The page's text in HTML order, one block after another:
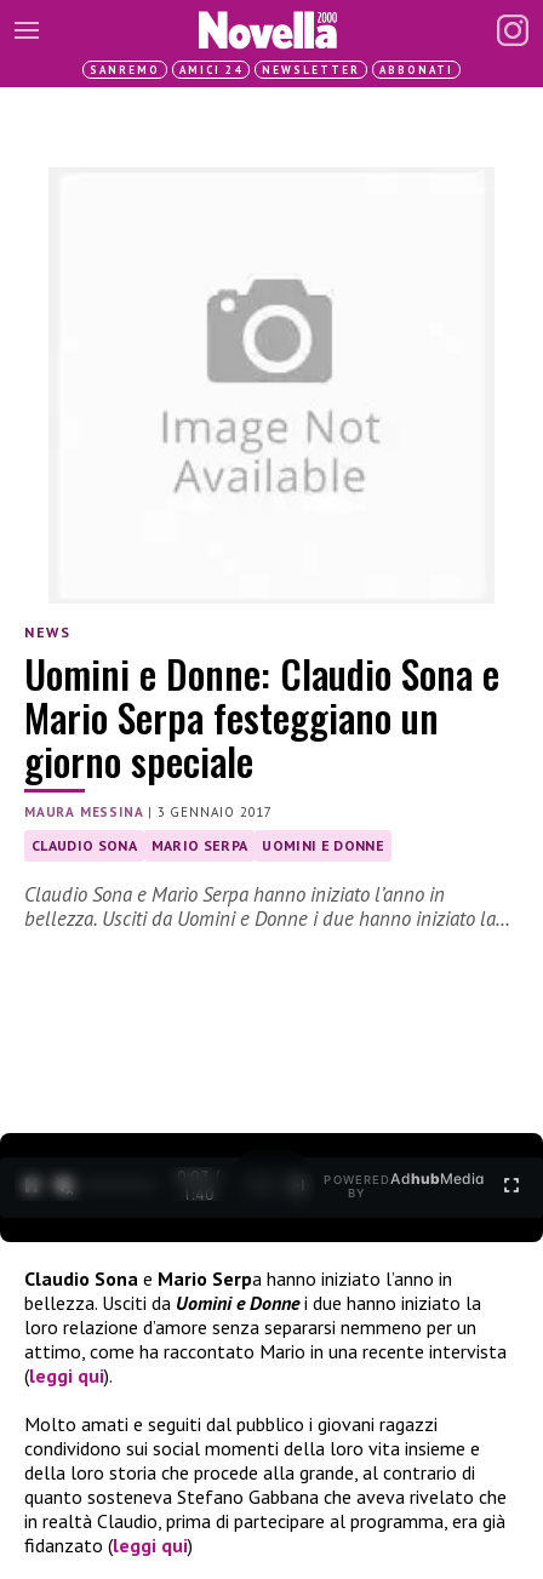
SANREMO AMICI 24 NEWSLETTER ABBONATI
NEWS
Uomini e Donne: Claudio Sona e
Mario Serpa festeggiano un
giorno speciale
MAURA MESSINA | 3 GENNAIO 2017
CLAUDIO SONA MARIO SERPA UOMINI E DONNE
Claudio Sona e Mario Serpa hanno iniziato l’anno in
bellezza. Usciti da Uomini e Donne i due hanno iniziato la…
0:04 /
1:40
POWERED
BY
AdhubMedia
Claudio Sona e Mario Serpa hanno iniziato l’anno in
bellezza. Usciti da Uomini e Donnei due hanno iniziato la
loro relazione d’amore senza separarsi nemmeno per un
attimo, come ha raccontato Mario in una recente intervista
(leggi qui).
Molto amati e seguiti dal pubblico i giovani ragazzi
condividono sui social momenti della loro vita insieme e
della loro storia che procede alla grande, al contrario di
quanto sosteneva Stefano Gabbana che aveva rivelato che
in realtà Claudio, prima di partecipare al programma, era già
fidanzato (leggi qui)